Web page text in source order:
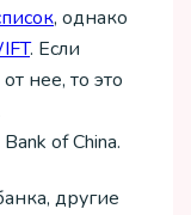
, однако
. Если
нее, то это
of China.
другие